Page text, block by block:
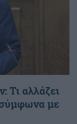
Τι αλλάζει
με